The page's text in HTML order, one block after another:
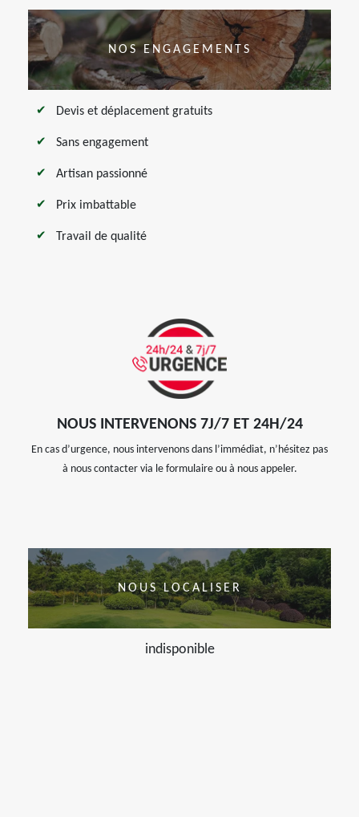
NOS ENGAGEMENTS
Devis et déplacement gratuits
Sans engagement
Artisan passionné
Prix imbattable
Travail de qualité
NOUS INTERVENONS 7J/7 ET 24H/24
En cas d’urgence, nous intervenons dans l’immédiat, n’hésitez pas
à nous contacter via le formulaire ou à nous appeler.
NOUS LOCALISER
indisponible